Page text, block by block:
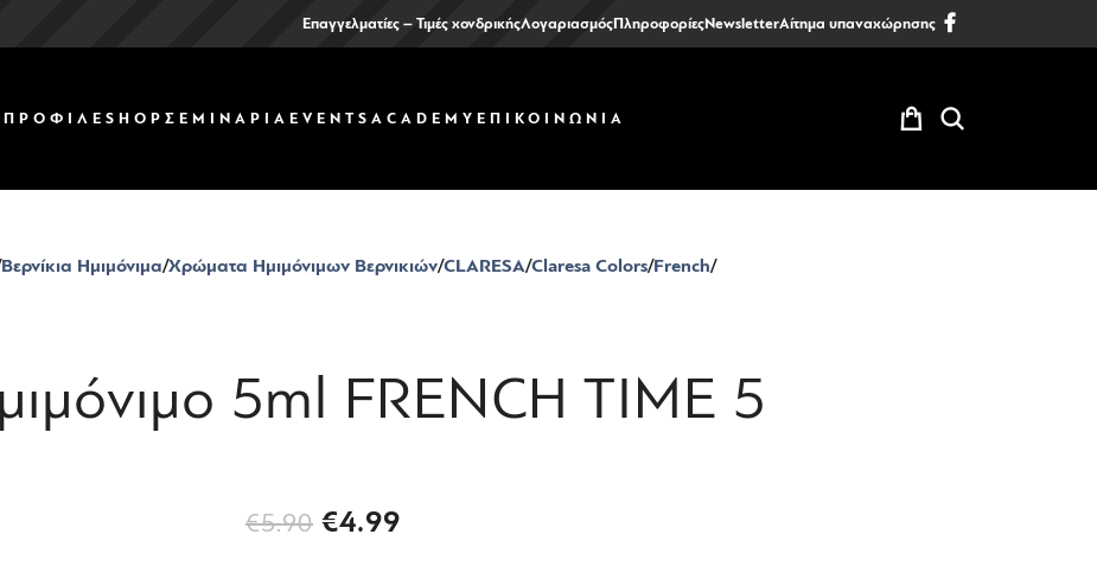
Επαγγελματίες – Τιμές χονδρικήςΛογαριασμόςΠληροφορίεςNewsletterΑίτημα υπαναχώρησης
ΠΡΟΦΙΛ ΕSHOP ΣΕΜΙΝΑΡΙΑ EVENTS ACADEMY ΕΠΙΚΟΙΝΩΝΙΑ
Βερνίκια Ημιμόνιμα Χρώματα Ημιμόνιμων Βερνικιών CLARESA Claresa Colors French
5ml FRENCH TIME 5
€5.90 €4.99